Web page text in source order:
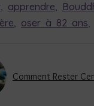
, apprendre,
, oser à 82 ans,